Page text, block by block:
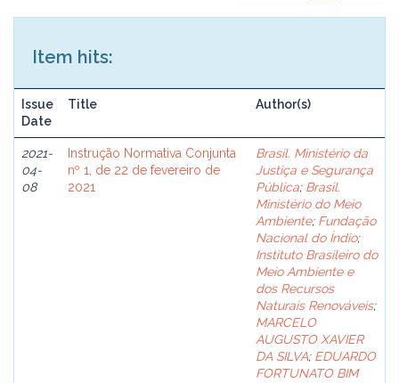
Item hits:
Issue
Date
Title Author(s)
2021-
04-
08
Instrução Normativa Conjunta
nº 1, de 22 de fevereiro de
2021
Brasil. Ministério da
Justiça e Segurança
Pública; Brasil.
Ministério do Meio
Ambiente; Fundação
Nacional do Índio;
Instituto Brasileiro do
Meio Ambiente e
dos Recursos
Naturais Renováveis;
MARCELO
AUGUSTO XAVIER
DA SILVA; EDUARDO
FORTUNATO BIM